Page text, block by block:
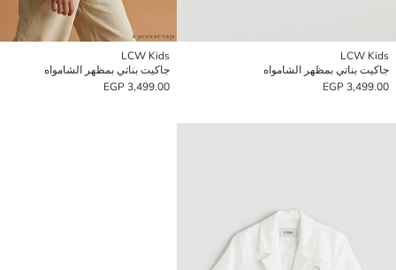
LCW Kids
جاكيت بناتي بمظهر الشامواه
3,499.00 EGP
LCW Kids
جاكيت بناتي بمظهر الشامواه
3,499.00 EGP